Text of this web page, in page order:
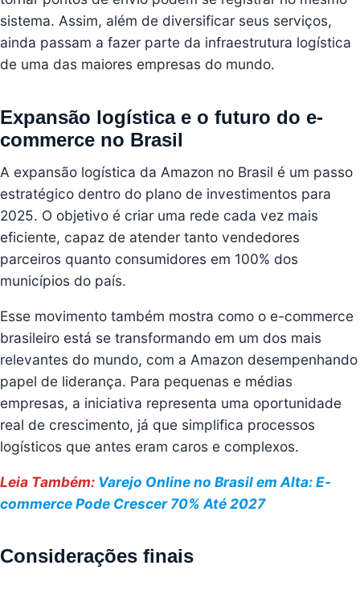
sistema. Assim, além de diversificar seus serviços,
ainda passam a fazer parte da infraestrutura logística
de uma das maiores empresas do mundo.
Expansão logística e o futuro do e-
commerce no Brasil
A expansão logística da Amazon no Brasil é um passo
estratégico dentro do plano de investimentos para
2025. O objetivo é criar uma rede cada vez mais
eficiente, capaz de atender tanto vendedores
parceiros quanto consumidores em 100% dos
municípios do país.
Esse movimento também mostra como o e-commerce
brasileiro está se transformando em um dos mais
relevantes do mundo, com a Amazon desempenhando
papel de liderança. Para pequenas e médias
empresas, a iniciativa representa uma oportunidade
real de crescimento, já que simplifica processos
logísticos que antes eram caros e complexos.
Leia Também: Varejo Online no Brasil em Alta: E-
commerce Pode Crescer 70% Até 2027
Considerações finais